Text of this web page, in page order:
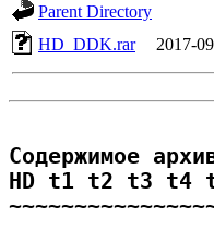
Parent Directory
HD_DDK.rar
2017-
Содержимое
HD t1 t2 t3 t4